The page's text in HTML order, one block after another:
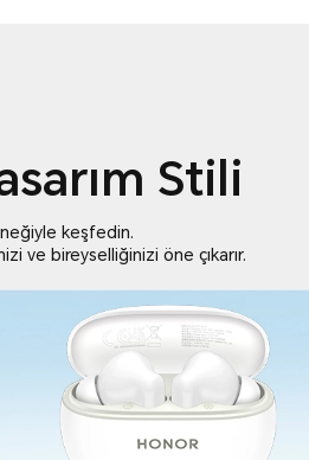
Stili
keşfedin.
ve bireyselliğinizi öne çıkarır.